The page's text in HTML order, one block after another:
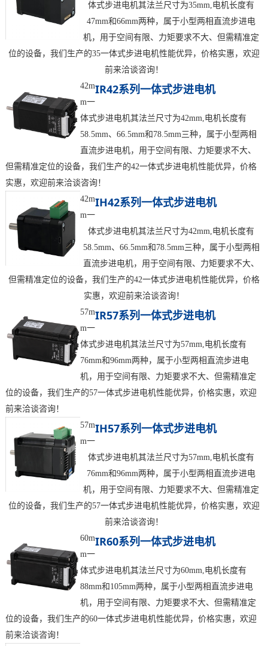
体式步进电机其法兰尺寸为35mm,电机长度有
47mm和66mm两种，属于小型两相直流步进电
机，用于空间有限、力矩要求不大、但需精准定
位的设备，我们生产的35一体式步进电机性能优异，价格实惠，欢迎
前来洽谈咨询！
IR42系列一体式步进电机
42m
m一
体式步进电机其法兰尺寸为42mm,电机长度有
58.5mm、66.5mm和78.5mm三种，属于小型两相
直流步进电机，用于空间有限、力矩要求不大、
但需精准定位的设备，我们生产的42一体式步进电机性能优异，价格
实惠，欢迎前来洽谈咨询！
IH42系列一体式步进电机
42m
m一
体式步进电机其法兰尺寸为42mm,电机长度有
58.5mm、66.5mm和78.5mm三种，属于小型两相
直流步进电机，用于空间有限、力矩要求不大、
但需精准定位的设备，我们生产的42一体式步进电机性能优异，价格
实惠，欢迎前来洽谈咨询！
IR57系列一体式步进电机
57m
m一
体式步进电机其法兰尺寸为57mm,电机长度有
76mm和96mm两种，属于小型两相直流步进电
机，用于空间有限、力矩要求不大、但需精准定
位的设备，我们生产的57一体式步进电机性能优异，价格实惠，欢迎
前来洽谈咨询！
IH57系列一体式步进电机
57m
m一
体式步进电机其法兰尺寸为57mm,电机长度有
76mm和96mm两种，属于小型两相直流步进电
机，用于空间有限、力矩要求不大、但需精准定
位的设备，我们生产的57一体式步进电机性能优异，价格实惠，欢迎
前来洽谈咨询！
IR60系列一体式步进电机
60m
m一
体式步进电机其法兰尺寸为60mm,电机长度有
88mm和105mm两种，属于小型两相直流步进电
机，用于空间有限、力矩要求不大、但需精准定
位的设备，我们生产的60一体式步进电机性能优异，价格实惠，欢迎
前来洽谈咨询！